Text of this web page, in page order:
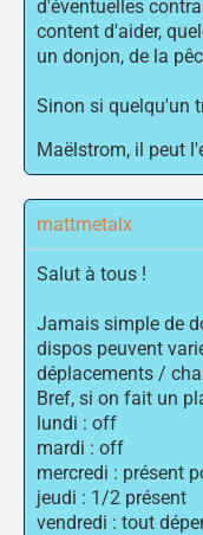
d'éventuelles
content d'aider,
un donjon, de la
Sinon si quelqu'un
Maëlstrom, il peut
mattmetalx
Salut à tous !
Jamais simple de
dispos peuvent
déplacements /
Bref, si on fait un
lundi : off
mardi : off
mercredi : présent
jeudi : 1/2 présent
vendredi : tout